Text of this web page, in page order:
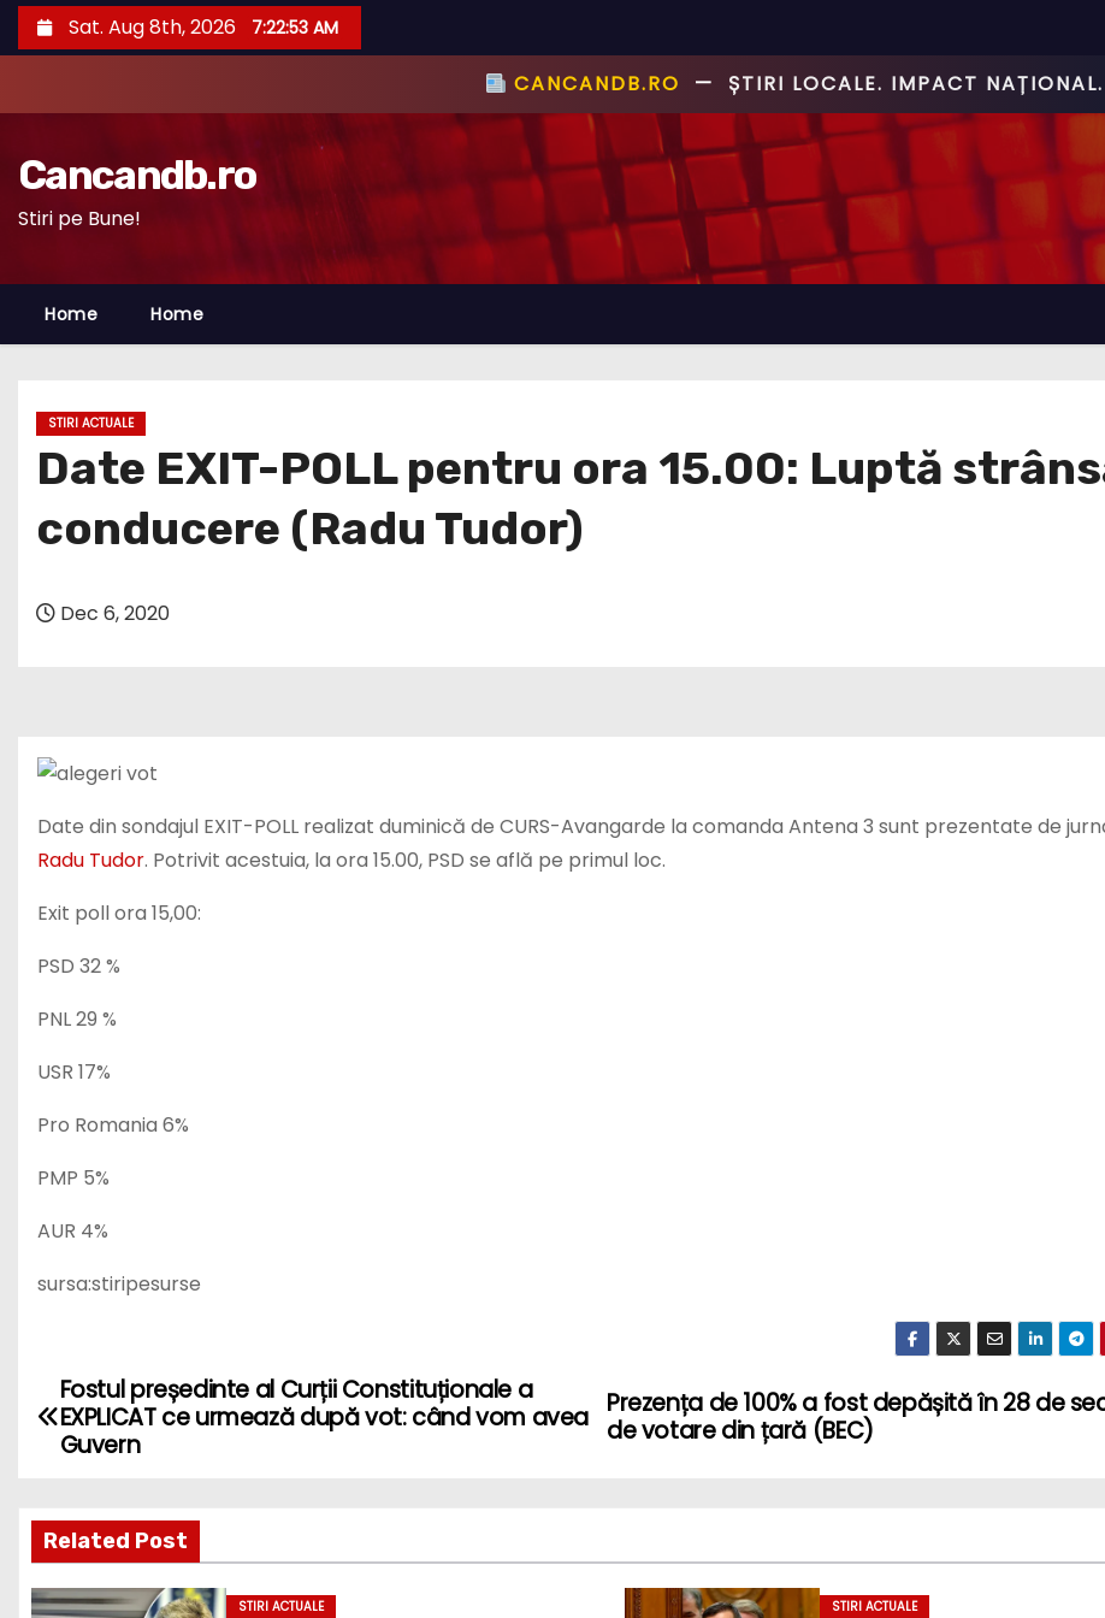
k
p
n
e
Sat. Aug 8th, 2026 7:22:55 AM
CANCANDB.RO —ȘTIRI PE BUNE!
Cancandb.ro
Stiri pe Bune!
Home Home
STIRI ACTUALE
Date EXIT-POLL pentru ora 15.00: Luptă
conducere (Radu Tudor)
Dec 6, 2020
Date din sondajul EXIT-POLL realizat duminică de CURS-Avangarde la comanda Antena 3 sunt prezentate de
Radu Tudor. Potrivit acestuia, la ora 15.00, PSD se află pe primul loc.
Exit poll ora 15,00:
PSD 32 %
PNL 29 %
USR 17%
Pro Romania 6%
PMP 5%
AUR 4%
sursa:stiripesurse
P
t
n
Prezența de 100% a fost depășită în 28 de
de votare din țară (BEC)
Fostul președinte al Curții Constituționale a
EXPLICAT ce urmează după vot: când vom avea
Guvern
Related Post
STIRI ACTUALE STIRI ACTUALE